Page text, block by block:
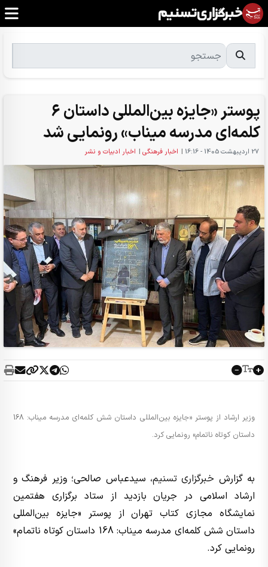
پوستر «جایزه بین‌المللی داستان 6
کلمه‌ای مدرسه میناب» رونمایی شد
27 ارديبهشت 1405 - 16:16 | اخبار فرهنگی | اخبار ادبیات و نشر
وزیر ارشاد از پوستر «جایزه بین‌المللی داستان شش کلمه‌ای مدرسه میناب: 168
داستان کوتاه ناتمام» رونمایی کرد.
به گزارش خبرگزاری تسنیم، سیدعباس صالحی؛ وزیر فرهنگ و
ارشاد اسلامی در جریان بازدید از ستاد برگزاری هفتمین
نمایشگاه مجازی کتاب تهران از پوستر «جایزه بین‌المللی
داستان شش کلمه‌ای مدرسه میناب: 168 داستان کوتاه ناتمام»
رونمایی کرد.